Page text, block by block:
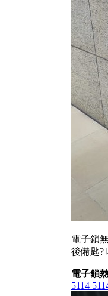
電子鎖
後備匙?
電子鎖
5114